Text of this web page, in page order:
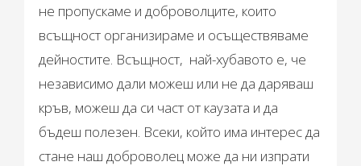
не пропускаме и доброволците, които
всъщност организираме и осъществяваме
дейностите. Всъщност, най-хубавото е, че
независимо дали можеш или не да даряваш
кръв, можеш да си част от каузата и да
бъдеш полезен. Всеки, който има интерес да
стане наш доброволец може да ни изпрати